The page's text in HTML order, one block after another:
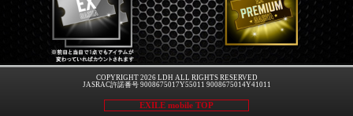
COPYRIGHT 2026 LDH ALL RIGHTS RESERVED
JASRAC許諾番号 9008675017Y55011 9008675014Y41011
EXILE mobile TOP